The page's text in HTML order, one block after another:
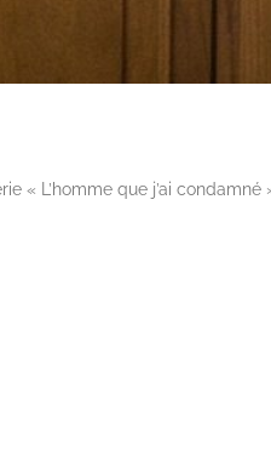
« L’homme que j’ai condamné